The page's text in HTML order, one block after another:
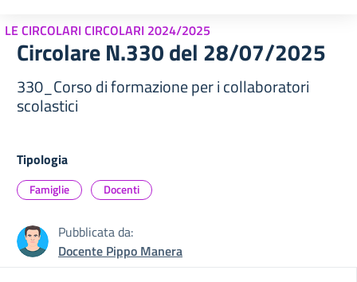
LE CIRCOLARI CIRCOLARI 2024/2025
Circolare N.330 del 28/07/2025
330_Corso di formazione per i collaboratori
scolastici
Tipologia
Famiglie Docenti
Pubblicata da:
Docente Pippo Manera